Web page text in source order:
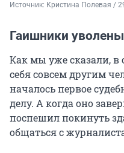
Источник: Кристина Полевая /
Гаишники
Как мы уже сказали, в
себя совсем другим
началось первое
делу. А когда оно
поспешил покинуть
общаться с